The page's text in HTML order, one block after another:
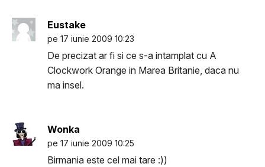
Eustake
pe 17 iunie 2009 10:23
De precizat ar fi si ce s-a intamplat cu A
Clockwork Orange in Marea Britanie, daca nu
ma insel.
Wonka
pe 17 iunie 2009 10:25
Birmania este cel mai tare :))